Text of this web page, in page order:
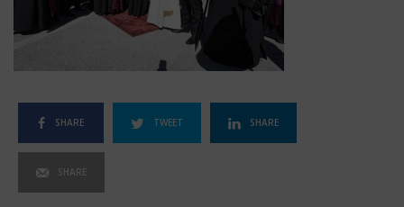
SHARE TWEET SHARE
SHARE